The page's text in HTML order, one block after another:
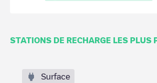
STATIONS DE RECHARGE LES PLUS
Surface